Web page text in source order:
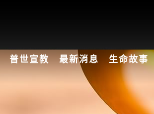
普世宣教 最新消息 生命故事